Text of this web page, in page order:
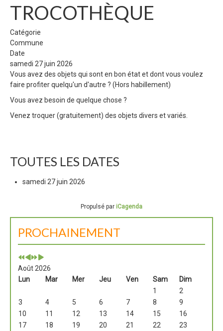
TROCOTHÈQUE
Catégorie
Commune
Date
samedi 27 juin 2026
Vous avez des objets qui sont en bon état et dont vous voulez
faire profiter quelqu'un d'autre ? (Hors habillement)
Vous avez besoin de quelque chose ?
Venez troquer (gratuitement) des objets divers et variés.
TOUTES LES DATES
samedi 27 juin 2026
Propulsé par iCagenda
PROCHAINEMENT
Août 2026
Lun
Mar Mer Jeu Ven Sam
Dim
1
2
3
4 5 6 7 8
9
10
11 12 13 14 15
16
17
18 19 20 21 22
23